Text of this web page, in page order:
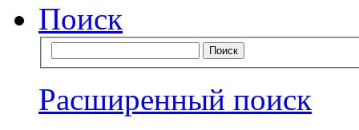
Поиск
Расширенный поиск